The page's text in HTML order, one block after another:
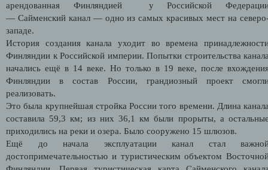
арендованная Финляндией у Российской
— Сайменский канал — одно из самых красивых мест на
западе.
История создания канала уходит во времена
Финляндии к Российской империи. Попытки строительства
начались ещё в 14 веке. Но только в 19 веке, после
Финляндии в состав России, грандиозный проект
реализовать.
Это была крупнейшая стройка России того времени. Длина
составила 59,3 км; из них 36,1 км были прорыты, а
приходились на реки и озера. Было сооружено 15 шлюзов.
Ещё до начала эксплуатации канал стал
достопримечательностью и туристическим объектом